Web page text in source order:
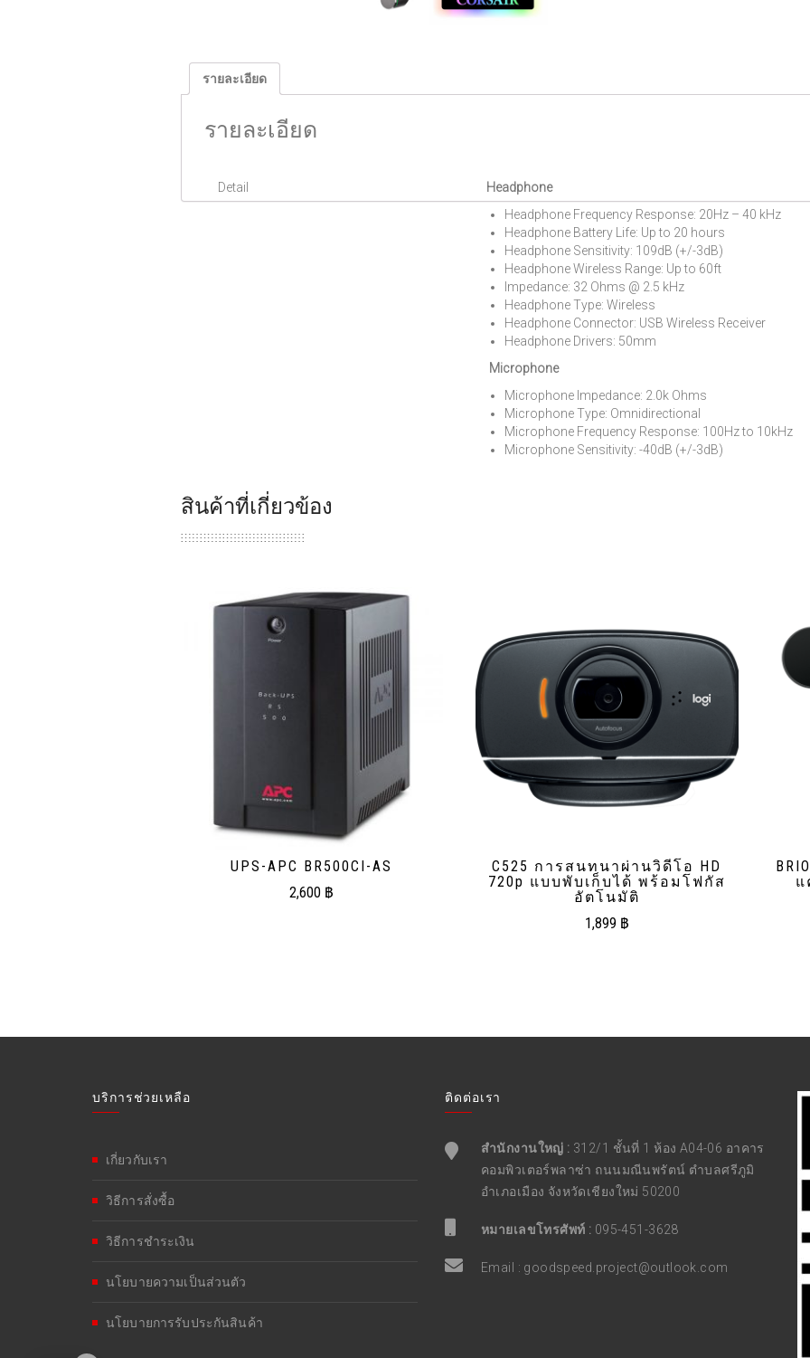
รายละเอียด
รายละเอียด
Detail
Headphone
Headphone Frequency Response: 20Hz – 40 kHz
Headphone Battery Life: Up to 20 hours
Headphone Sensitivity: 109dB (+/-3dB)
Headphone Wireless Range: Up to 60ft
Impedance: 32 Ohms @ 2.5 kHz
Headphone Type: Wireless
Headphone Connector: USB Wireless Receiver
Headphone Drivers: 50mm
Microphone
Microphone Impedance: 2.0k Ohms
Microphone Type: Omnidirectional
Microphone Frequency Response: 100Hz to 10kHz
Microphone Sensitivity: -40dB (+/-3dB)
สินค้าที่เกี่ยวข้อง
UPS-APC BR500CI-AS
2,600 ฿
C525 การสนทนาผ่านวิดีโอ HD
720p แบบพับเก็บได้ พร้อมโฟกัส
อัตโนมัติ
1,899 ฿
แ
บริการช่วยเหลือ
เกี่ยวกับเรา
วิธีการสั่งซื้อ
วิธีการชำระเงิน
นโยบายความเป็นส่วนตัว
นโยบายการรับประกันสินค้า
ติดต่อเรา
สำนักงานใหญ่ : 312/1 ชั้นที่ 1 ห้อง A04-06 อาคาร
คอมพิวเตอร์พลาซ่า ถนนมณีนพรัตน์ ตำบลศรีภูมิ
อำเภอเมือง จังหวัดเชียงใหม่ 50200
หมายเลขโทรศัพท์ : 095-451-3628
Email : goodspeed.project@outlook.com